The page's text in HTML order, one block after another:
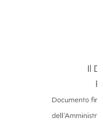
Il
Piero
Documento